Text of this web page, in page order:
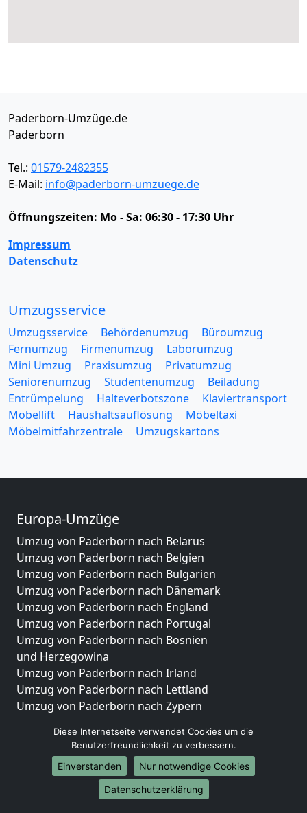
Paderborn-Umzüge.de
Paderborn
Tel.: 01579-2482355
E-Mail: info@paderborn-umzuege.de
Öffnungszeiten: Mo - Sa: 06:30 - 17:30 Uhr
Impressum
Datenschutz
Umzugsservice
Umzugsservice Behördenumzug
Büroumzug
Fernumzug
Firmenumzug
Laborumzug
Mini Umzug
Praxisumzug
Privatumzug
Seniorenumzug
Studentenumzug
Beiladung
Entrümpelung
Halteverbotszone
Klaviertransport
Möbellift
Haushaltsauflösung
Möbeltaxi
Möbelmitfahrzentrale
Umzugskartons
Europa-Umzüge
Umzug von Paderborn nach Belarus
Umzug von Paderborn nach Belgien
Umzug von Paderborn nach Bulgarien
Umzug von Paderborn nach Dänemark
Umzug von Paderborn nach England
Umzug von Paderborn nach Portugal
Umzug von Paderborn nach Bosnien
und Herzegowina
Umzug von Paderborn nach Irland
Umzug von Paderborn nach Lettland
Umzug von Paderborn nach Zypern
Umzug von Paderborn nach Estland
Umzug von Paderborn nach Finnland
Umzug von Paderborn nach Frankreich
Umzug von Paderborn nach Griechenland
Diese Internetseite verwendet Cookies um die
Benutzerfreundlichkeit zu verbessern.
Einverstanden
Nur notwendige Cookies
Datenschutzerklärung